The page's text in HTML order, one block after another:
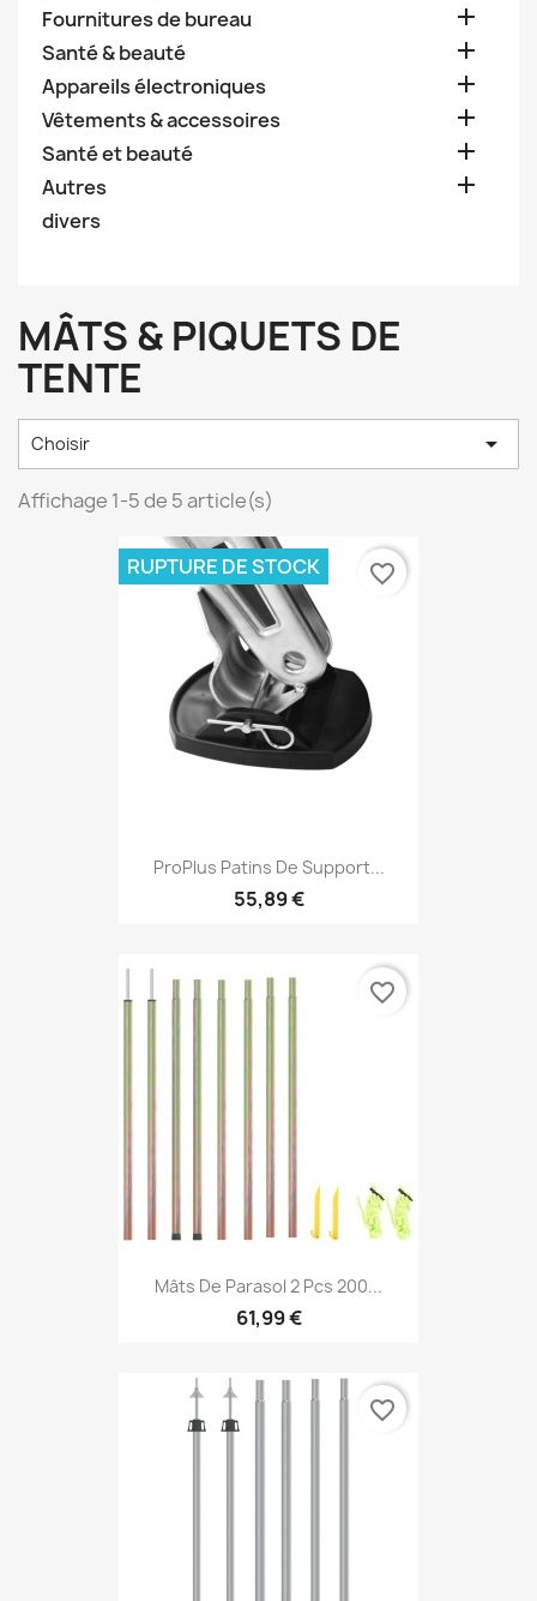
Fournitures de bureau 
Santé & beauté 
Appareils électroniques 
Vêtements & accessoires 
Santé et beauté 
Autres 
divers
MÂTS & PIQUETS DE
TENTE
Choisir 
Affichage 1-5 de 5 article(s)
ProPlus Patins De Support...
55,89 €
RUPTURE DE STOCK favorite_border
Mâts De Parasol 2 Pcs 200...
61,99 €
favorite_border
favorite_border